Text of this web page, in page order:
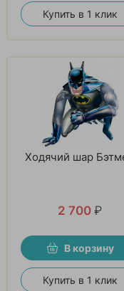
Купить в 1 клик
Ходячий шар
2 700 ₽
В корзину
Купить в 1 клик